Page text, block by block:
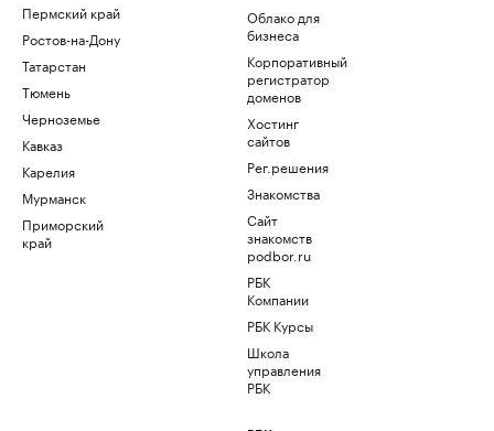
Пермский край
Ростов-на-Дону
Татарстан
Тюмень
Черноземье
Кавказ
Карелия
Мурманск
Приморский
край
Облако для
бизнеса
Корпоративный
регистратор
доменов
Хостинг
сайтов
Рег.решения
Знакомства
Сайт
знакомств
podbor.ru
РБК
Компании
РБК Курсы
Школа
управления
РБК